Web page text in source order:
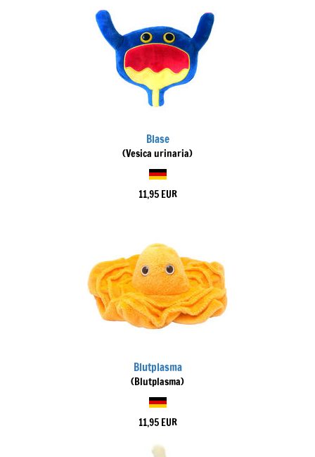
Blase
(Vesica urinaria)
11,95 EUR
Blutplasma
(Blutplasma)
11,95 EUR